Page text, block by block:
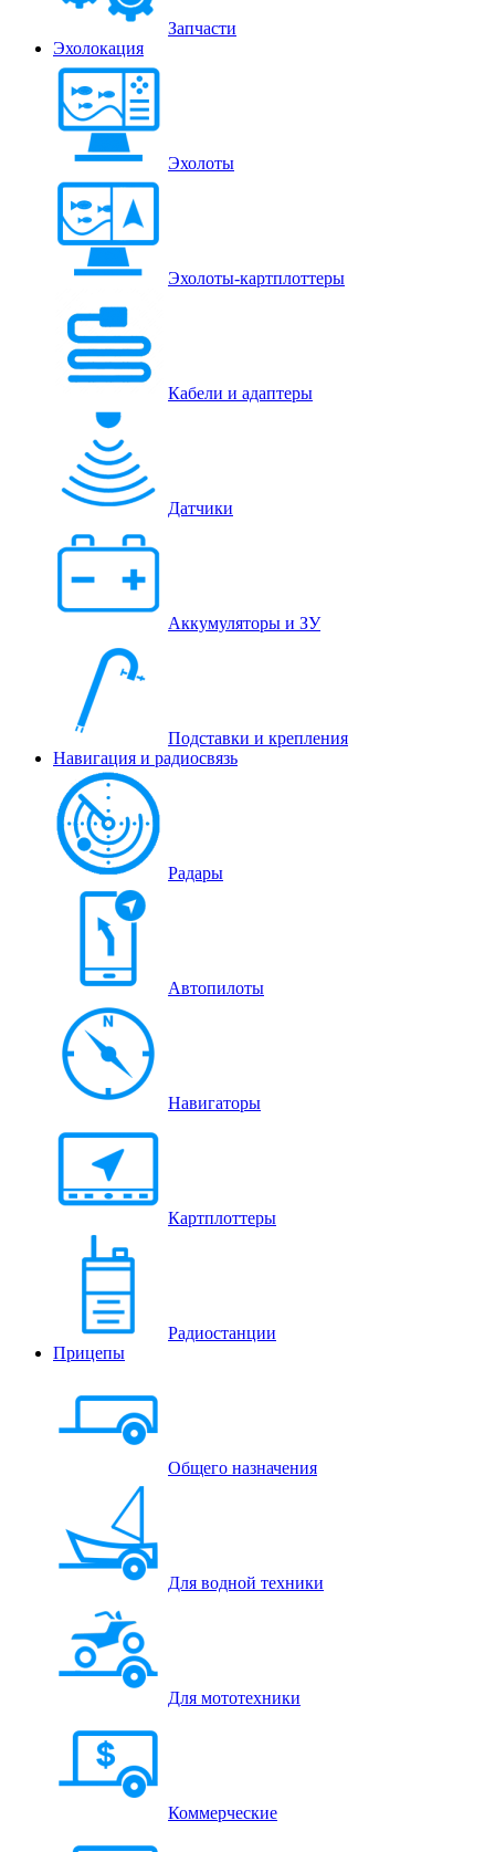
Запчасти
Эхолокация
Эхолоты
Эхолоты-картплоттеры
Кабели и адаптеры
Датчики
Аккумуляторы и ЗУ
Подставки и крепления
Навигация и радиосвязь
Радары
Автопилоты
Навигаторы
Картплоттеры
Радиостанции
Прицепы
Общего назначения
Для водной техники
Для мототехники
Коммерческие